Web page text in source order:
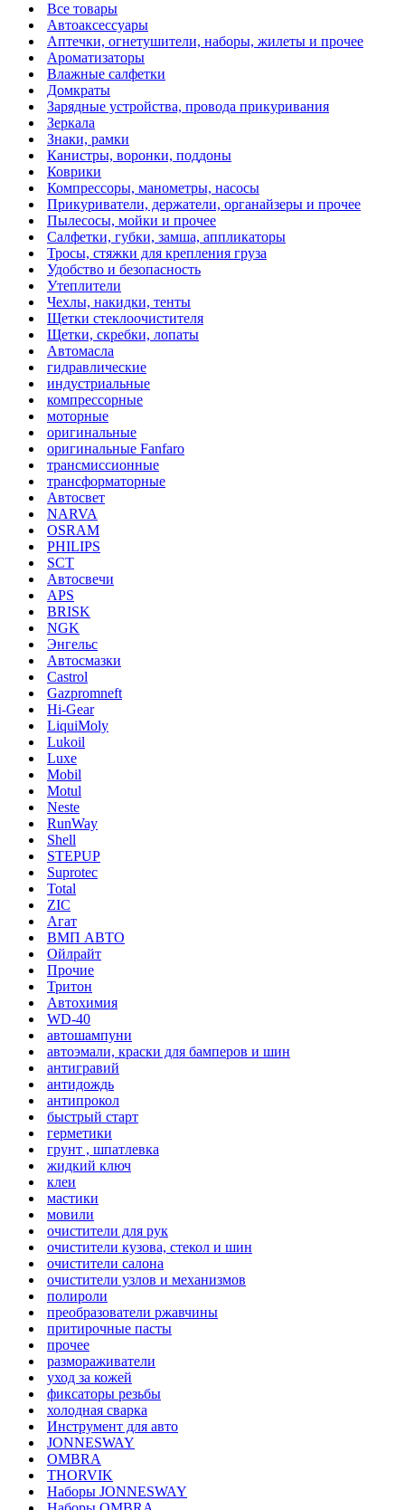
Все товары
Автоаксессуары
Аптечки, огнетушители, наборы, жилеты и прочее
Ароматизаторы
Влажные салфетки
Домкраты
Зарядные устройства, провода прикуривания
Зеркала
Знаки, рамки
Канистры, воронки, поддоны
Коврики
Компрессоры, манометры, насосы
Прикуриватели, держатели, органайзеры и прочее
Пылесосы, мойки и прочее
Салфетки, губки, замша, аппликаторы
Тросы, стяжки для крепления груза
Удобство и безопасность
Утеплители
Чехлы, накидки, тенты
Щетки стеклоочистителя
Щетки, скребки, лопаты
Автомасла
гидравлические
индустриальные
компрессорные
моторные
оригинальные
оригинальные Fanfaro
трансмиссионные
трансформаторные
Автосвет
NARVA
OSRAM
PHILIPS
SCT
Автосвечи
APS
BRISK
NGK
Энгельс
Автосмазки
Castrol
Gazpromneft
Hi-Gear
LiquiMoly
Lukoil
Luxe
Mobil
Motul
Neste
RunWay
Shell
STEPUP
Suprotec
Total
ZIC
Агат
ВМП АВТО
Ойлрайт
Прочие
Тритон
Автохимия
WD-40
автошампуни
автоэмали, краски для бамперов и шин
антигравий
антидождь
антипрокол
быстрый старт
герметики
грунт , шпатлевка
жидкий ключ
клеи
мастики
мовили
очистители для рук
очистители кузова, стекол и шин
очистители салона
очистители узлов и механизмов
полироли
преобразователи ржавчины
притирочные пасты
прочее
размораживатели
уход за кожей
фиксаторы резьбы
холодная сварка
Инструмент для авто
JONNESWAY
OMBRA
THORVIK
Наборы JONNESWAY